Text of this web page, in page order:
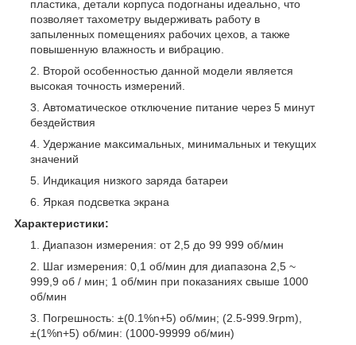
пластика, детали корпуса подогнаны идеально, что
позволяет тахометру выдерживать работу в
запыленных помещениях рабочих цехов, а также
повышенную влажность и вибрацию.
Второй особенностью данной модели является
высокая точность измерений.
Автоматическое отключение питание через 5 минут
бездействия
Удержание максимальных, минимальных и текущих
значений
Индикация низкого заряда батареи
Яркая подсветка экрана
Характеристики:
Диапазон измерения: от 2,5 до 99 999 об/мин
Шаг измерения: 0,1 об/мин для диапазона 2,5 ~
999,9 об / мин; 1 об/мин при показаниях свыше 1000
об/мин
Погрешность: ±(0.1%n+5) об/мин; (2.5-999.9rpm),
±(1%n+5) об/мин: (1000-99999 об/мин)